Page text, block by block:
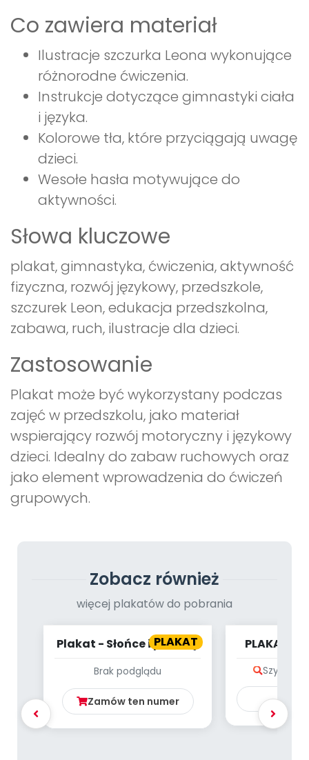
Co zawiera materiał
Ilustracje szczurka Leona wykonujące
różnorodne ćwiczenia.
Instrukcje dotyczące gimnastyki ciała
i języka.
Kolorowe tła, które przyciągają uwagę
dzieci.
Wesołe hasła motywujące do
aktywności.
Słowa kluczowe
plakat, gimnastyka, ćwiczenia, aktywność
fizyczna, rozwój językowy, przedszkole,
szczurek Leon, edukacja przedszkolna,
zabawa, ruch, ilustracje dla dzieci.
Zastosowanie
Plakat może być wykorzystany podczas
zajęć w przedszkolu, jako materiał
wspierający rozwój motoryczny i językowy
dzieci. Idealny do zabaw ruchowych oraz
jako element wprowadzenia do ćwiczeń
grupowych.
Zobacz również
więcej plakatów do pobrania
PLAKAT
Plakat - Słońce i planety
Brak podglądu
Zamów ten numer
PLAKAT -
Szybki